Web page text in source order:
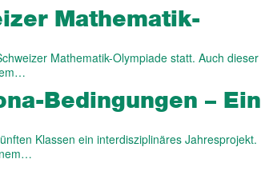
Mathematik-
Mathematik-Olympiade statt. Auch dieser
Bedingungen – Ein
Klassen ein interdisziplinäres Jahresprojekt.